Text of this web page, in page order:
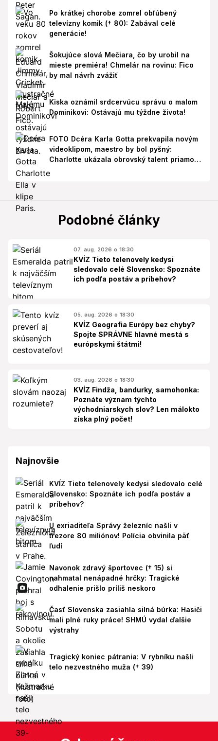
Po krátkej chorobe zomrel obľúbený
televízny komik († 80): Zabával celé
generácie!
Šokujúce slová Mečiara, čo by urobil na
mieste premiéra! Chmelár na rovinu: Fico
by mal návrh zvážiť
Kiska oznámil srdcervúcu správu o malom
Dominikovi: Ostávajú mu týždne života!
FOTO Dcéra Karla Gotta prekvapila novým
videoklipom, maestro by bol pyšný:
Charlotte ukázala obrovský talent priamo v
Podobné články
07. aug. 2026 o 18:30
KVÍZ Tieto telenovely kedysi
sledovalo celé Slovensko: Spoznáte
ich podľa postáv a príbehov?
05. aug. 2026 o 18:30
KVÍZ Geografia Európy bez chyby?
Spojte SPRÁVNE hlavné mestá s
európskymi štátmi!
03. aug. 2026 o 18:30
KVÍZ Findža, bandurky, samohonka:
Poznáte význam týchto
východniarskych slov? Len málokto
získa plný počet!
Najnovšie
KVÍZ Tieto telenovely kedysi sledovalo celé
Slovensko: Spoznáte ich podľa postáv a
príbehov?
U exriaditeľa Správy železníc našli v
trezore 80 miliónov! Polícia obvinila päť
ľudí
Navonok zdravý športovec († 15) si
nahmatal nenápadné hrčky: Tragické
odhalenie prišlo príliš neskoro
Časť Slovenska zasiahla silná búrka: Hasiči
mali plné ruky práce! SHMÚ vydal ďalšie
výstrahy
Tragický koniec pátrania: V rybníku našli
telo nezvestného muža († 39)